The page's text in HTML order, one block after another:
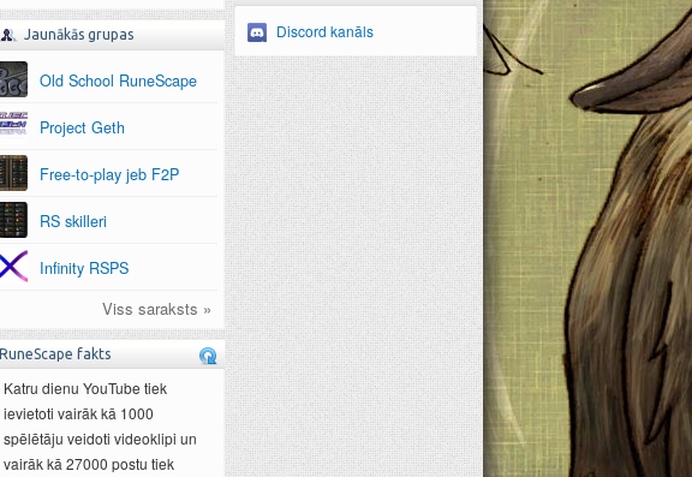
Discord kanāls
Jaunākās grupas
Old School RuneScape
Project Geth
Free-to-play jeb F2P
RS skilleri
Infinity RSPS
Viss saraksts »
RuneScape fakts
Katru dienu YouTube tiek
ievietoti vairāk kā 1000
spēlētāju veidoti videoklipi un
vairāk kā 27000 postu tiek